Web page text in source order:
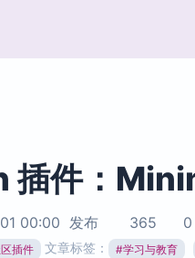
载
加
市场
插件：
00:00 发布 365 0
插件 文章标签： #学习与教育